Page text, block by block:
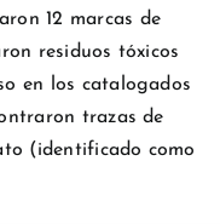
12 marcas de
residuos tóxicos
en los catalogados
trazas de
(identificado como